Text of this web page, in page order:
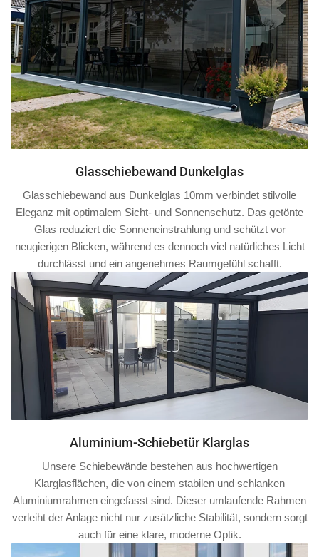
Glasschiebewand Dunkelglas
Glasschiebewand aus Dunkelglas 10mm verbindet stilvolle
Eleganz mit optimalem Sicht- und Sonnenschutz. Das getönte
Glas reduziert die Sonneneinstrahlung und schützt vor
neugierigen Blicken, während es dennoch viel natürliches Licht
durchlässt und ein angenehmes Raumgefühl schafft.
Aluminium-Schiebetür Klarglas
Unsere Schiebewände bestehen aus hochwertigen
Klarglasflächen, die von einem stabilen und schlanken
Aluminiumrahmen eingefasst sind. Dieser umlaufende Rahmen
verleiht der Anlage nicht nur zusätzliche Stabilität, sondern sorgt
auch für eine klare, moderne Optik.